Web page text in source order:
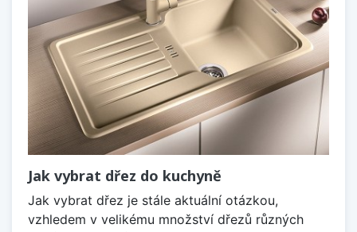
Jak vybrat dřez do kuchyně
Jak vybrat dřez je stále aktuální otázkou,
vzhledem v velikému množství dřezů různých